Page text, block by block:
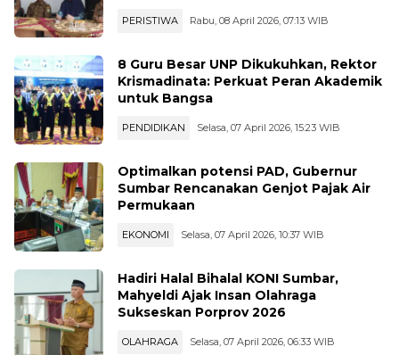
PERISTIWA Rabu, 08 April 2026, 07:13 WIB
8 Guru Besar UNP Dikukuhkan, Rektor
Krismadinata: Perkuat Peran Akademik
untuk Bangsa
PENDIDIKAN Selasa, 07 April 2026, 15:23 WIB
Optimalkan potensi PAD, Gubernur
Sumbar Rencanakan Genjot Pajak Air
Permukaan
EKONOMI Selasa, 07 April 2026, 10:37 WIB
Hadiri Halal Bihalal KONI Sumbar,
Mahyeldi Ajak Insan Olahraga
Sukseskan Porprov 2026
OLAHRAGA Selasa, 07 April 2026, 06:33 WIB